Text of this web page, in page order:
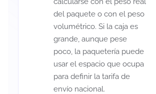
del paquete o con el peso
volumétrico. Si la caja es
grande, aunque pese
poco, la paquetería puede
usar el espacio que ocupa
para definir la tarifa de
envío nacional.